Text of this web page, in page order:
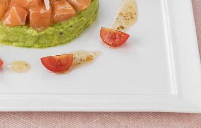
スキンケア用品
パッケージサラダ
キユーピー３分
クッキング
テレビ・ラジオ
採用情報